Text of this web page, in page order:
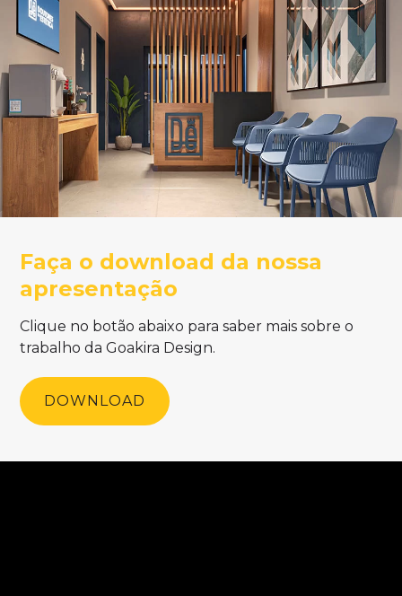
Faça o download da nossa
apresentação
Clique no botão abaixo para saber mais sobre o
trabalho da Goakira Design.
DOWNLOAD